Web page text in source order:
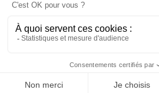
MENTIONS LÉGALES-POLITIQUE DE